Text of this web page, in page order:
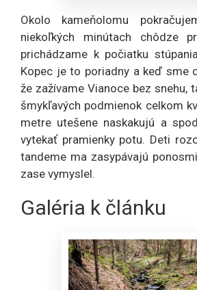
Okolo kameňolomu
niekoľkých minútach chôdze
prichádzame k počiatku
Kopec je to poriadny a keď sme
že zažívame Vianoce bez snehu,
šmykľavých podmienok celkom
metre utešene naskakujú a
vytekať pramienky potu. Deti
tandeme ma zasypávajú
zase vymyslel.
Galéria k článku